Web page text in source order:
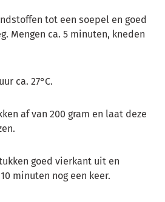
tot een soepel en goed
Mengen ca. 5 minuten, kneden
ca. 27°C.
af van 200 gram en laat deze
goed vierkant uit en
minuten nog een keer.